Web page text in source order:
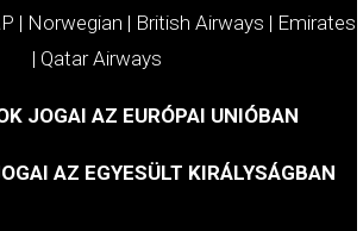
| Norwegian | British Airways | Emirates
| Qatar Airways
JOGAI AZ EURÓPAI UNIÓBAN
AZ EGYESÜLT KIRÁLYSÁGBAN